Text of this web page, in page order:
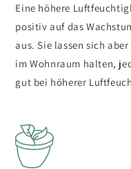
Eine höhere
positiv auf das
aus. Sie lassen sich
im Wohnraum halten,
gut bei höherer